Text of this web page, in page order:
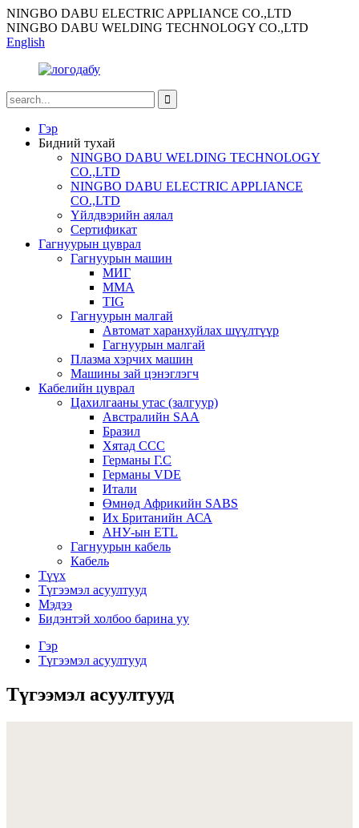
NINGBO DABU ELECTRIC APPLIANCE CO.,LTD
NINGBO DABU WELDING TECHNOLOGY CO.,LTD
English
Гэр
Бидний тухай
NINGBO DABU WELDING TECHNOLOGY
CO.,LTD
NINGBO DABU ELECTRIC APPLIANCE
CO.,LTD
Үйлдвэрийн аялал
Сертификат
Гагнуурын цуврал
Гагнуурын машин
МИГ
ММА
TIG
Гагнуурын малгай
Автомат харанхуйлах шүүлтүүр
Гагнуурын малгай
Плазма хэрчих машин
Машины зай цэнэглэгч
Кабелийн цуврал
Цахилгааны утас (залгуур)
Австралийн SAA
Бразил
Хятад CCC
Германы Г.С
Германы VDE
Итали
Өмнөд Африкийн SABS
Их Британийн АСА
АНУ-ын ETL
Гагнуурын кабель
Кабель
Түүх
Түгээмэл асуултууд
Мэдээ
Бидэнтэй холбоо барина уу
Гэр
Түгээмэл асуултууд
Түгээмэл асуултууд